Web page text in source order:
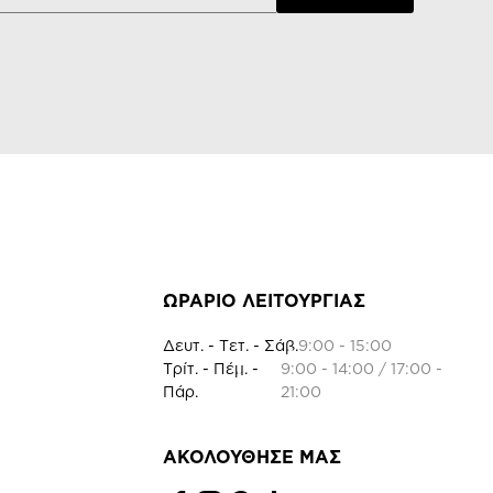
ΩΡΑΡΙΟ ΛΕΙΤΟΥΡΓΙΑΣ
Δευτ. - Τετ. - Σάβ. 9:00 - 15:00
Τρίτ. - Πέμ. -
Πάρ.
9:00 - 14:00 / 17:00 -
21:00
ΑΚΟΛΟΥΘΗΣΕ ΜΑΣ